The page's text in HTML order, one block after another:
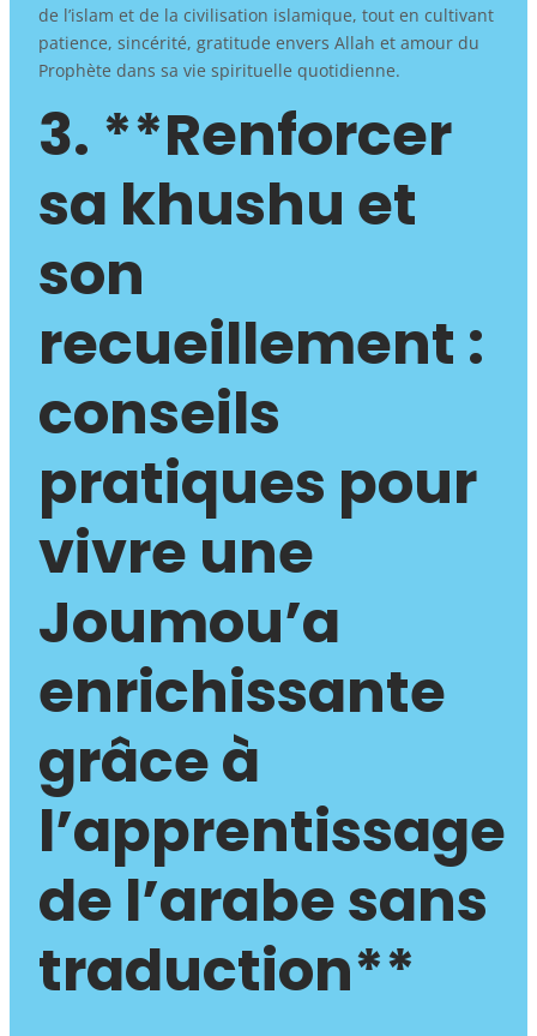
de l’islam et de la civilisation islamique, tout en cultivant
patience, sincérité, gratitude envers Allah et amour du
Prophète dans sa vie spirituelle quotidienne.
3. **Renforcer
sa khushu et
son
recueillement :
conseils
pratiques pour
vivre une
Joumou’a
enrichissante
grâce à
l’apprentissage
de l’arabe sans
traduction**